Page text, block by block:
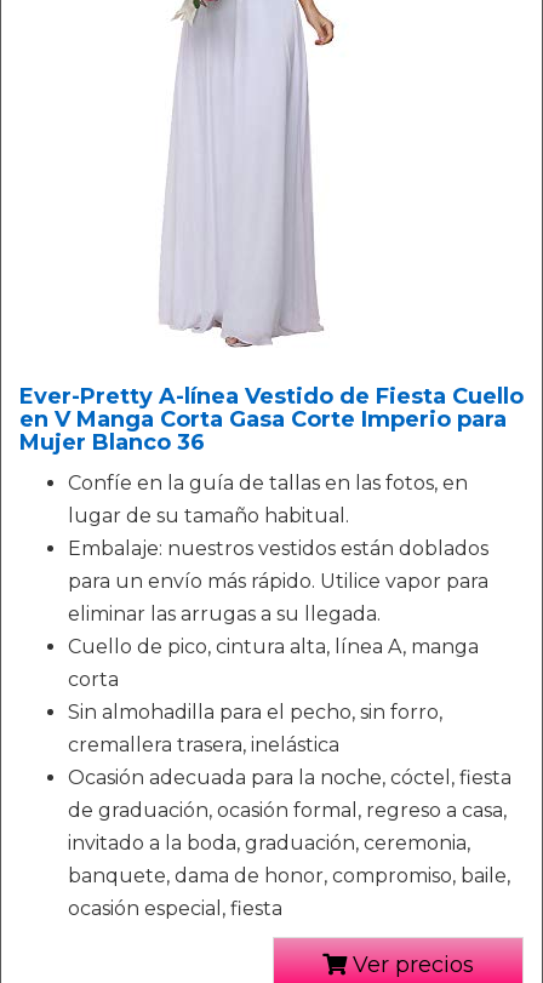
Ever-Pretty A-línea Vestido de Fiesta Cuello
en V Manga Corta Gasa Corte Imperio para
Mujer Blanco 36
Confíe en la guía de tallas en las fotos, en
lugar de su tamaño habitual.
Embalaje: nuestros vestidos están doblados
para un envío más rápido. Utilice vapor para
eliminar las arrugas a su llegada.
Cuello de pico, cintura alta, línea A, manga
corta
Sin almohadilla para el pecho, sin forro,
cremallera trasera, inelástica
Ocasión adecuada para la noche, cóctel, fiesta
de graduación, ocasión formal, regreso a casa,
invitado a la boda, graduación, ceremonia,
banquete, dama de honor, compromiso, baile,
ocasión especial, fiesta
Ver precios